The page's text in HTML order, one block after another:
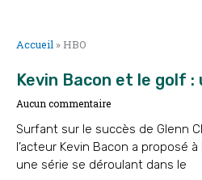
Accueil » HBO
Kevin Bacon et le golf :
Aucun commentaire
Surfant sur le succès de Glenn
l’acteur Kevin Bacon a proposé
une série se déroulant dans le